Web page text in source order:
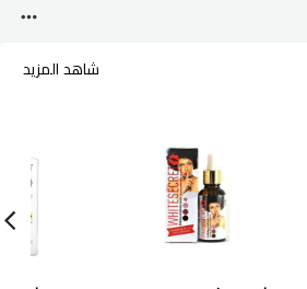
شاهد المزيد